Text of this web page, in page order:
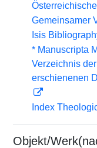
Gemeinsamer
Isis
* Manuscripta
Verzeichnis
erschienenen
Index
Objekt/